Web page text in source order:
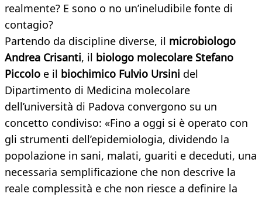
realmente? E sono o no un’ineludibile fonte di
contagio?
Partendo da discipline diverse, il microbiologo
Andrea Crisanti, il biologo molecolare Stefano
Piccolo e il biochimico Fulvio Ursini del
Dipartimento di Medicina molecolare
dell’università di Padova convergono su un
concetto condiviso: «Fino a oggi si è operato con
gli strumenti dell’epidemiologia, dividendo la
popolazione in sani, malati, guariti e deceduti, una
necessaria semplificazione che non descrive la
reale complessità e che non riesce a definire la